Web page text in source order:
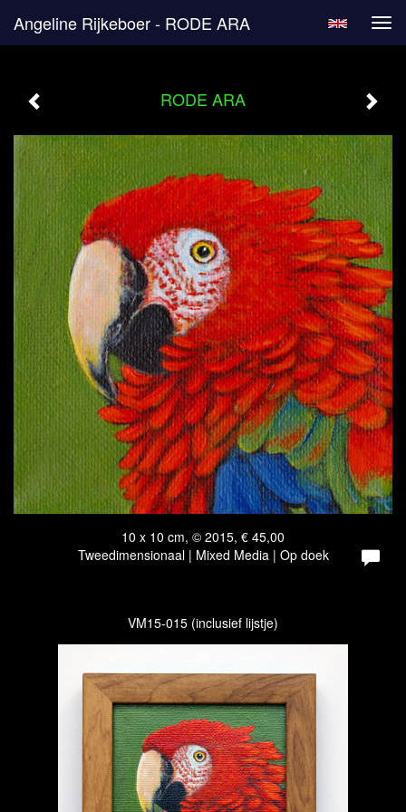
Angeline Rijkeboer - RODE ARA
RODE ARA
10 x 10 cm, © 2015, € 45,00
Tweedimensionaal | Mixed Media | Op doek
VM15-015 (inclusief lijstje)